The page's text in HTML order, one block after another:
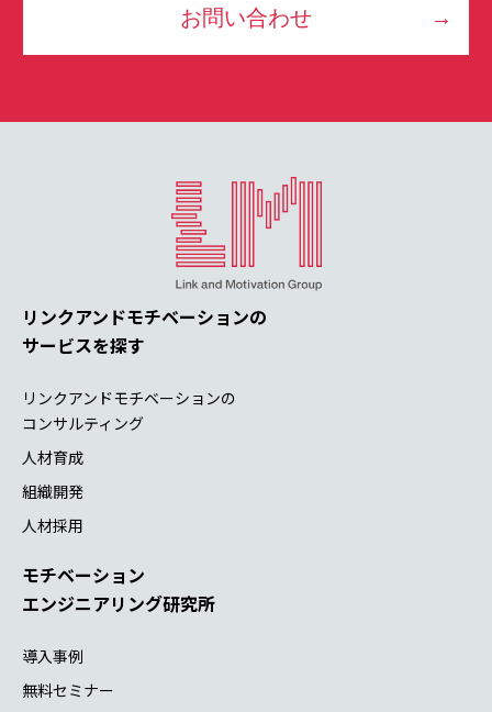
お問い合わせ
リンクアンドモチベーションの
サービスを探す
リンクアンドモチベーションの
コンサルティング
人材育成
組織開発
人材採用
モチベーション
エンジニアリング研究所
導入事例
無料セミナー